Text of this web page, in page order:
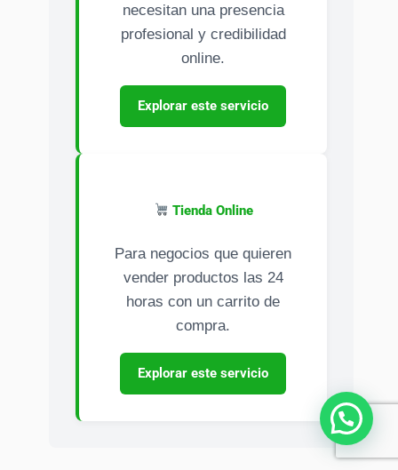
necesitan una presencia
profesional y credibilidad
online.
Explorar este servicio
Tienda Online
Para negocios que quieren
vender productos las 24
horas con un carrito de
compra.
Explorar este servicio